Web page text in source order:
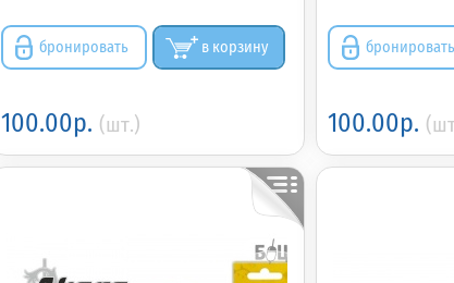
бронировать в корзину
100.00р. (шт.)
бронировать
100.00р.